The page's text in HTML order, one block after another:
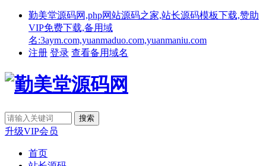
勤美堂源码网,php网站源码之家,站长源码模板下载,赞助
VIP免费下载,备用域
名:3aym.com,yuanmaduo.com,yuanmaniu.com
注册 登录 查看备用域名
升级VIP会员
首页